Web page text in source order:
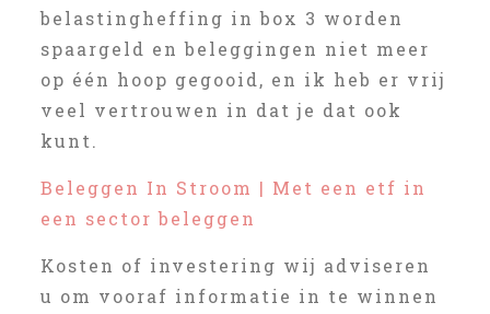
belastingheffing in box 3 worden
spaargeld en beleggingen niet meer
op één hoop gegooid, en ik heb er vrij
veel vertrouwen in dat je dat ook
kunt.
Beleggen In Stroom | Met een etf in
een sector beleggen
Kosten of investering wij adviseren
u om vooraf informatie in te winnen